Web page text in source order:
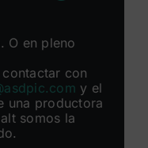
O en pleno
con
y el
una productora
somos la